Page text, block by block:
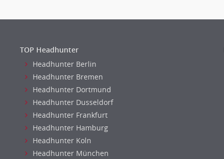
TOP Headhunter
Headhunter Berlin
Headhunter Bremen
Headhunter Dortmund
Headhunter Dusseldorf
Headhunter Frankfurt
Headhunter Hamburg
Headhunter Koln
Headhunter München